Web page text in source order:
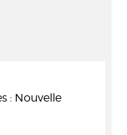
: Nouvelle